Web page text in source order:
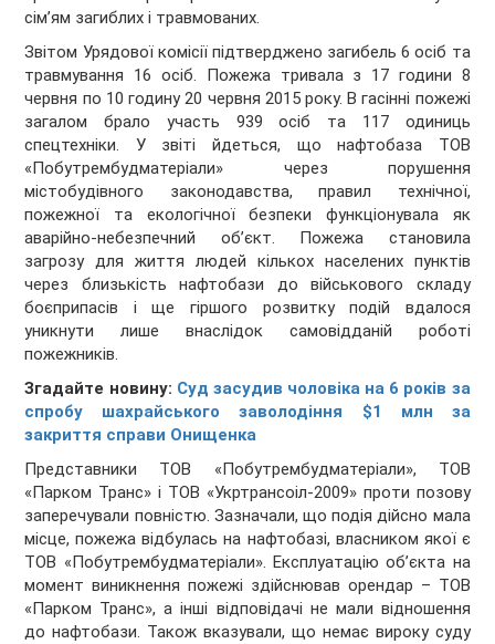
сім’ям загиблих і травмованих.
Звітом Урядової комісії підтверджено загибель 6 осіб та
травмування 16 осіб. Пожежа тривала з 17 години 8
червня по 10 годину 20 червня 2015 року. В гасінні пожежі
загалом брало участь 939 осіб та 117 одиниць
спецтехніки. У звіті йдеться, що нафтобаза ТОВ
«Побутрембудматеріали» через порушення
містобудівного законодавства, правил технічної,
пожежної та екологічної безпеки функціонувала як
аварійно-небезпечний об’єкт. Пожежа становила
загрозу для життя людей кількох населених пунктів
через близькість нафтобази до військового складу
боєприпасів і ще гіршого розвитку подій вдалося
уникнути лише внаслідок самовідданій роботі
пожежників.
Згадайте новину: Суд засудив чоловіка на 6 років за
спробу шахрайського заволодіння $1 млн за
закриття справи Онищенка
Представники ТОВ «Побутрембудматеріали», ТОВ
«Парком Транс» і ТОВ «Укртрансоіл-2009» проти позову
заперечували повністю. Зазначали, що подія дійсно мала
місце, пожежа відбулась на нафтобазі, власником якої є
ТОВ «Побутрембудматеріали». Експлуатацію об’єкта на
момент виникнення пожежі здійснював орендар – ТОВ
«Парком Транс», а інші відповідачі не мали відношення
до нафтобази. Також вказували, що немає вироку суду